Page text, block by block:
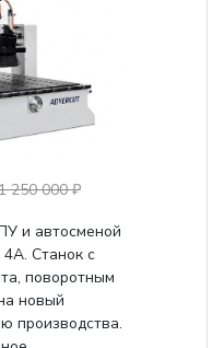
250 000 ₽
и автосменой
Станок с
поворотным
новый
производства.